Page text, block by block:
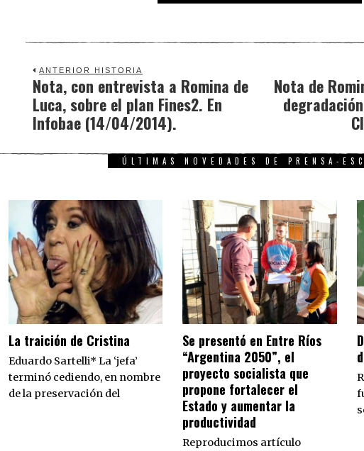
ANTERIOR HISTORIA
Previous
post:
Nota, con entrevista a Romina de
Luca, sobre el plan Fines2. En
Infobae (14/04/2014).
Nota de
ÚLTIMAS NOVEDADES DE PRENSA-
La traición de Cristina
Eduardo Sartelli* La ‘jefa’
terminó cediendo, en nombre
de la preservación del
Se presentó en Entre Ríos
“Argentina 2050”, el
proyecto socialista que
propone fortalecer el
Estado y aumentar la
productividad
Reproducimos artículo